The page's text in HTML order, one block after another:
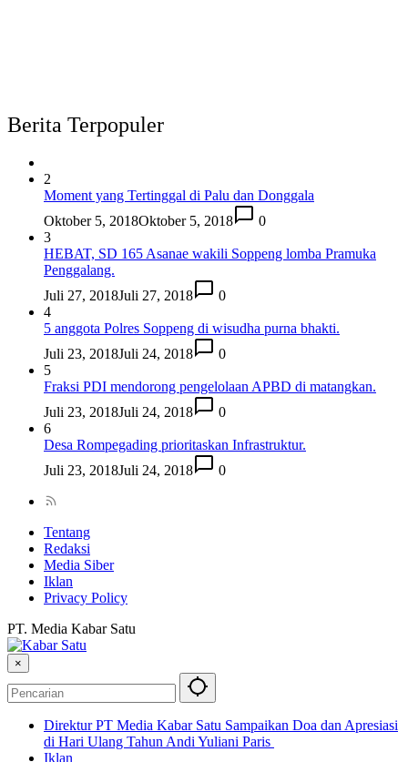
Berita Terpopuler
2
Moment yang Tertinggal di Palu dan Donggala
Oktober 5, 2018Oktober 5, 2018
0
3
HEBAT, SD 165 Asanae wakili Soppeng lomba Pramuka
Penggalang.
Juli 27, 2018Juli 27, 2018
0
4
5 anggota Polres Soppeng di wisudha purna bhakti.
Juli 23, 2018Juli 24, 2018
0
5
Fraksi PDI mendorong pengelolaan APBD di matangkan.
Juli 23, 2018Juli 24, 2018
0
6
Desa Rompegading prioritaskan Infrastruktur.
Juli 23, 2018Juli 24, 2018 0
Tentang
Redaksi
Media Siber
Iklan
Privacy Policy
PT. Media Kabar Satu
×
Direktur PT Media Kabar Satu Sampaikan Doa dan Apresiasi
di Hari Ulang Tahun Andi Yuliani Paris
Iklan